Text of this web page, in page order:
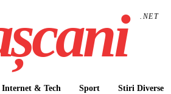
.NET
Internet & Tech Sport Stiri Diverse